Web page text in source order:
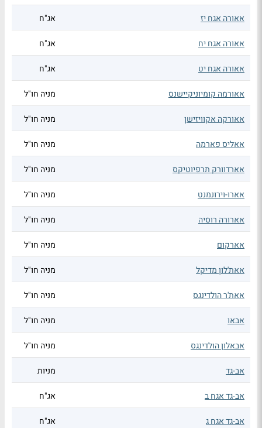
אאורה אגח יז אג"ח
אאורה אגח יח אג"ח
אאורה אגח יט אג"ח
אאורמה קומיוניקיישנס מניה חו"ל
אאורקה אקוויזישן מניה חו"ל
אאליס פארמה מניה חו"ל
אארדוורק תרפיוטיקס מניה חו"ל
אארו-וירונמנט מניה חו"ל
אארורה רוסיה מניה חו"ל
אארקום מניה חו"ל
אאת'לון מדיקל מניה חו"ל
אאת'ר הולדינגס מניה חו"ל
אבאו מניה חו"ל
אבאלון הולדינגס מניה חו"ל
אב-גד מניות
אב-גד אגח ב אג"ח
אב-גד אגח ג אג"ח